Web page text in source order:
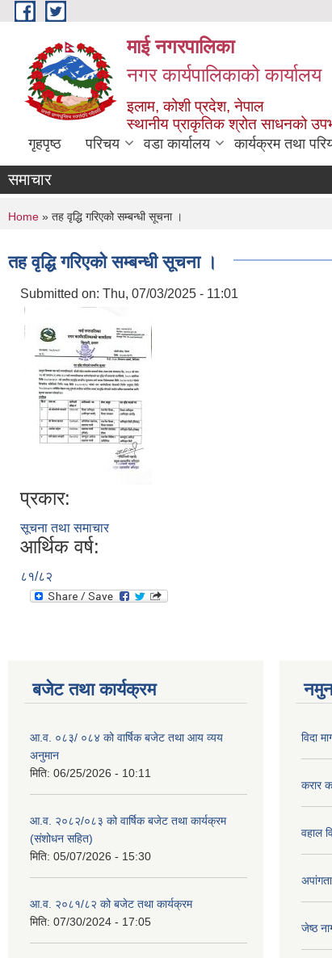
Skip to main content
माई नगरपालिका
नगर कार्यपालिकाको कार्यालय
इलाम, कोशी प्रदेश, नेपाल
स्थानीय प्राकृतिक श्रोत साधनको
गृहपृष्ठ परिचय वडा कार्यालय कार्यक्रम तथा
समाचार
You are here
Home » तह वृद्धि गरिएको सम्बन्धी सूचना ।
तह वृद्धि गरिएको सम्बन्धी सूचना ।
Submitted on: Thu, 07/03/2025 - 11:01
प्रकार:
सूचना तथा समाचार
आर्थिक वर्ष:
८१/८२
बजेट तथा कार्यक्रम
आ.व. ०८३/ ०८४ को वार्षिक बजेट तथा आय व्यय
अनुमान
मिति: 06/25/2026 - 10:11
आ.व. २०८२/०८३ को वार्षिक बजेट तथा कार्यक्रम
(संशोधन सहित)
मिति: 05/07/2026 - 15:30
आ.व. २०८१/८२ को बजेट तथा कार्यक्रम
मिति: 07/30/2024 - 17:05
विदा
करार
वहाल
जेष्ठ